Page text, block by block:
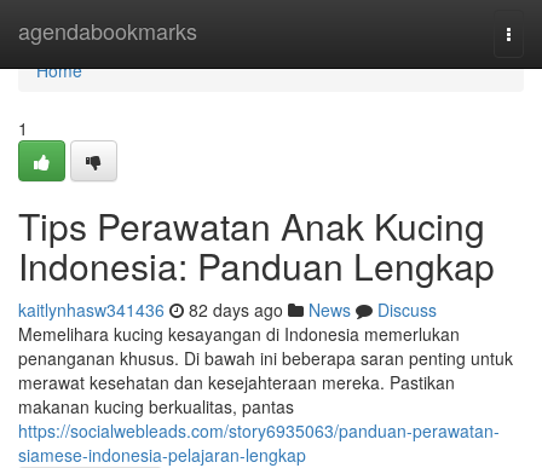
agendabookmarks
Home
Home
1
Tips Perawatan Anak Kucing
Indonesia: Panduan Lengkap
kaitlynhasw341436 82 days ago News
Discuss
Memelihara kucing kesayangan di Indonesia memerlukan
penanganan khusus. Di bawah ini beberapa saran penting untuk
merawat kesehatan dan kesejahteraan mereka. Pastikan
makanan kucing berkualitas, pantas
https://socialwebleads.com/story6935063/panduan-perawatan-
siamese-indonesia-pelajaran-lengkap